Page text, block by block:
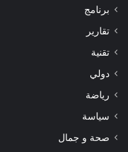
برنامج
تقارير
تقنية
دولي
رياضة
سياسة
صحة و جمال